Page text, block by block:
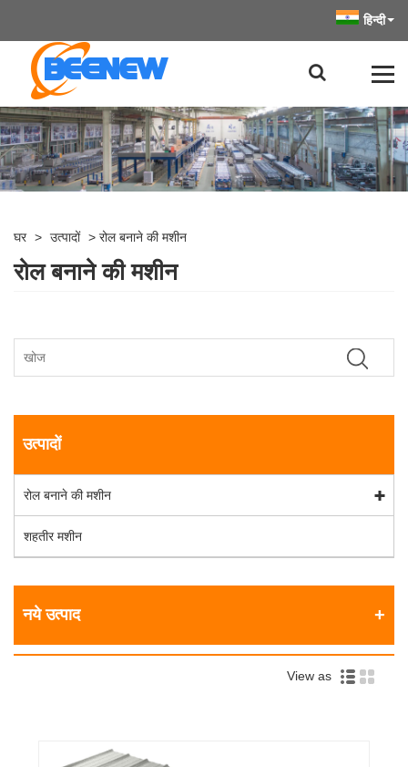
हिन्दी
घर > उत्पादों > रोल बनाने की मशीन
रोल बनाने की मशीन
उत्पादों
रोल बनाने की मशीन
शहतीर मशीन
नये उत्पाद
View as